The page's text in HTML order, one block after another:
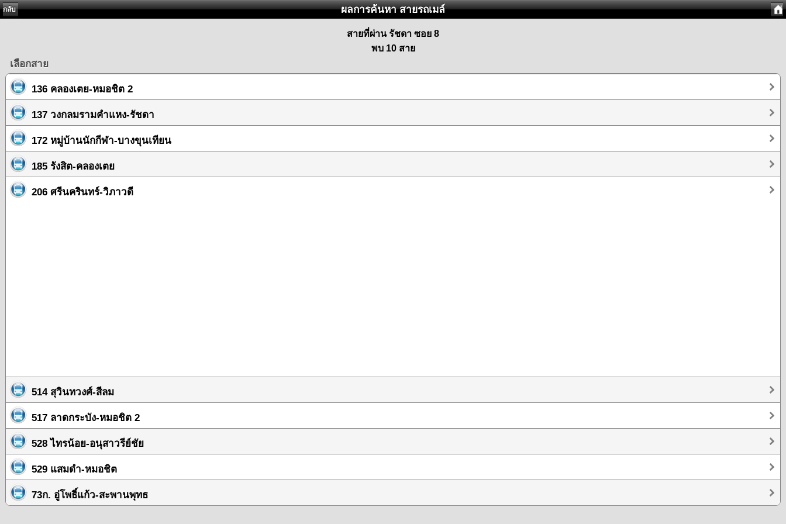
กลับ ผลการค้นหา สายรถเมล์
สายที่ผ่าน รัชดา ซอย 8
พบ 10 สาย
เลือกสาย
136 คลองเตย-หมอชิต 2
137 วงกลมรามคำแหง-รัชดา
172 หมู่บ้านนักกีฬา-บางขุนเทียน
185 รังสิต-คลองเตย
206 ศรีนครินทร์-วิภาวดี
514 สุวินทวงศ์-สีลม
517 ลาดกระบัง-หมอชิต 2
528 ไทรน้อย-อนุสาวรีย์ชัย
529 แสมดำ-หมอชิต
73ก. อู่โพธิ์แก้ว-สะพานพุทธ